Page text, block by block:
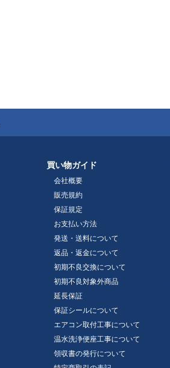
買い物ガイド
会社概要
販売規約
保証規定
お支払い方法
発送・送料について
返品・返金について
初期不良交換について
初期不良対象外商品
延長保証
保証シールについて
エアコン取付工事について
温水洗浄便座工事について
領収書の発行について